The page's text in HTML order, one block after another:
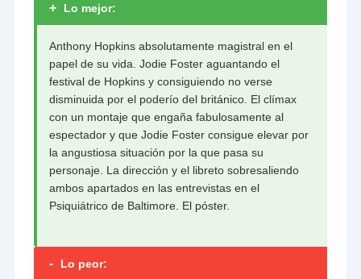
+ Lo mejor:
Anthony Hopkins absolutamente magistral en el
papel de su vida. Jodie Foster aguantando el
festival de Hopkins y consiguiendo no verse
disminuida por el poderío del británico. El clímax
con un montaje que engaña fabulosamente al
espectador y que Jodie Foster consigue elevar por
la angustiosa situación por la que pasa su
personaje. La dirección y el libreto sobresaliendo
ambos apartados en las entrevistas en el
Psiquiátrico de Baltimore. El póster.
- Lo peor: